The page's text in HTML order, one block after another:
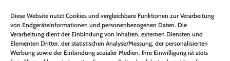
Diese Website nutzt Cookies und vergleichbare Funktionen zur Verarbeitung
von Endgeräteinformationen und personenbezogenen Daten. Die
Verarbeitung dient der Einbindung von Inhalten, externen Diensten und
Elementen Dritter, der statistischen Analyse/Messung, der personalisierten
Werbung sowie der Einbindung sozialer Medien. Ihre Einwilligung ist stets
Pressemitteilungen
Mitglied werden
Kontakt